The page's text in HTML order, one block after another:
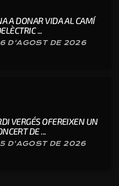
A DONAR VIDA AL CAMÍ
...
6 D'AGOST DE 2026
VERGÉS OFEREIXEN UN
DE ...
D'AGOST DE 2026